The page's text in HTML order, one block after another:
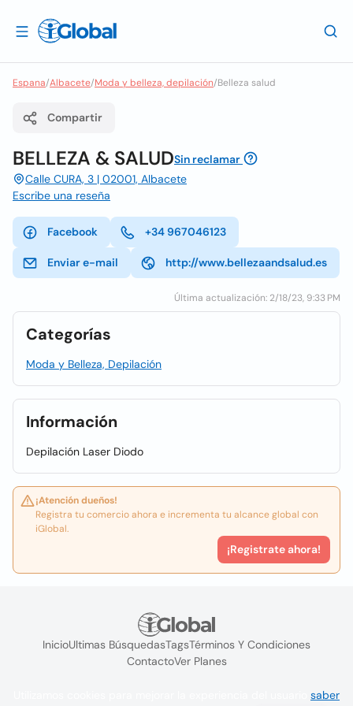
Espana/Albacete/Moda y belleza, depilación/Belleza salud
Compartir
BELLEZA & SALUDSin reclamar
Calle CURA, 3 | 02001, Albacete
Escribe una reseña
Facebook +34 967046123
Enviar e-mail http://www.bellezaandsalud.es
Última actualización: 2/18/23, 9:33 PM
Categorías
Moda y Belleza, Depilación
Información
Depilación Laser Diodo
¡Atención dueños!
Registra tu comercio ahora e incrementa tu alcance global con
iGlobal.
¡Registrate ahora!
InicioUltimas BúsquedasTagsTérminos Y Condiciones
ContactoVer Planes
saber